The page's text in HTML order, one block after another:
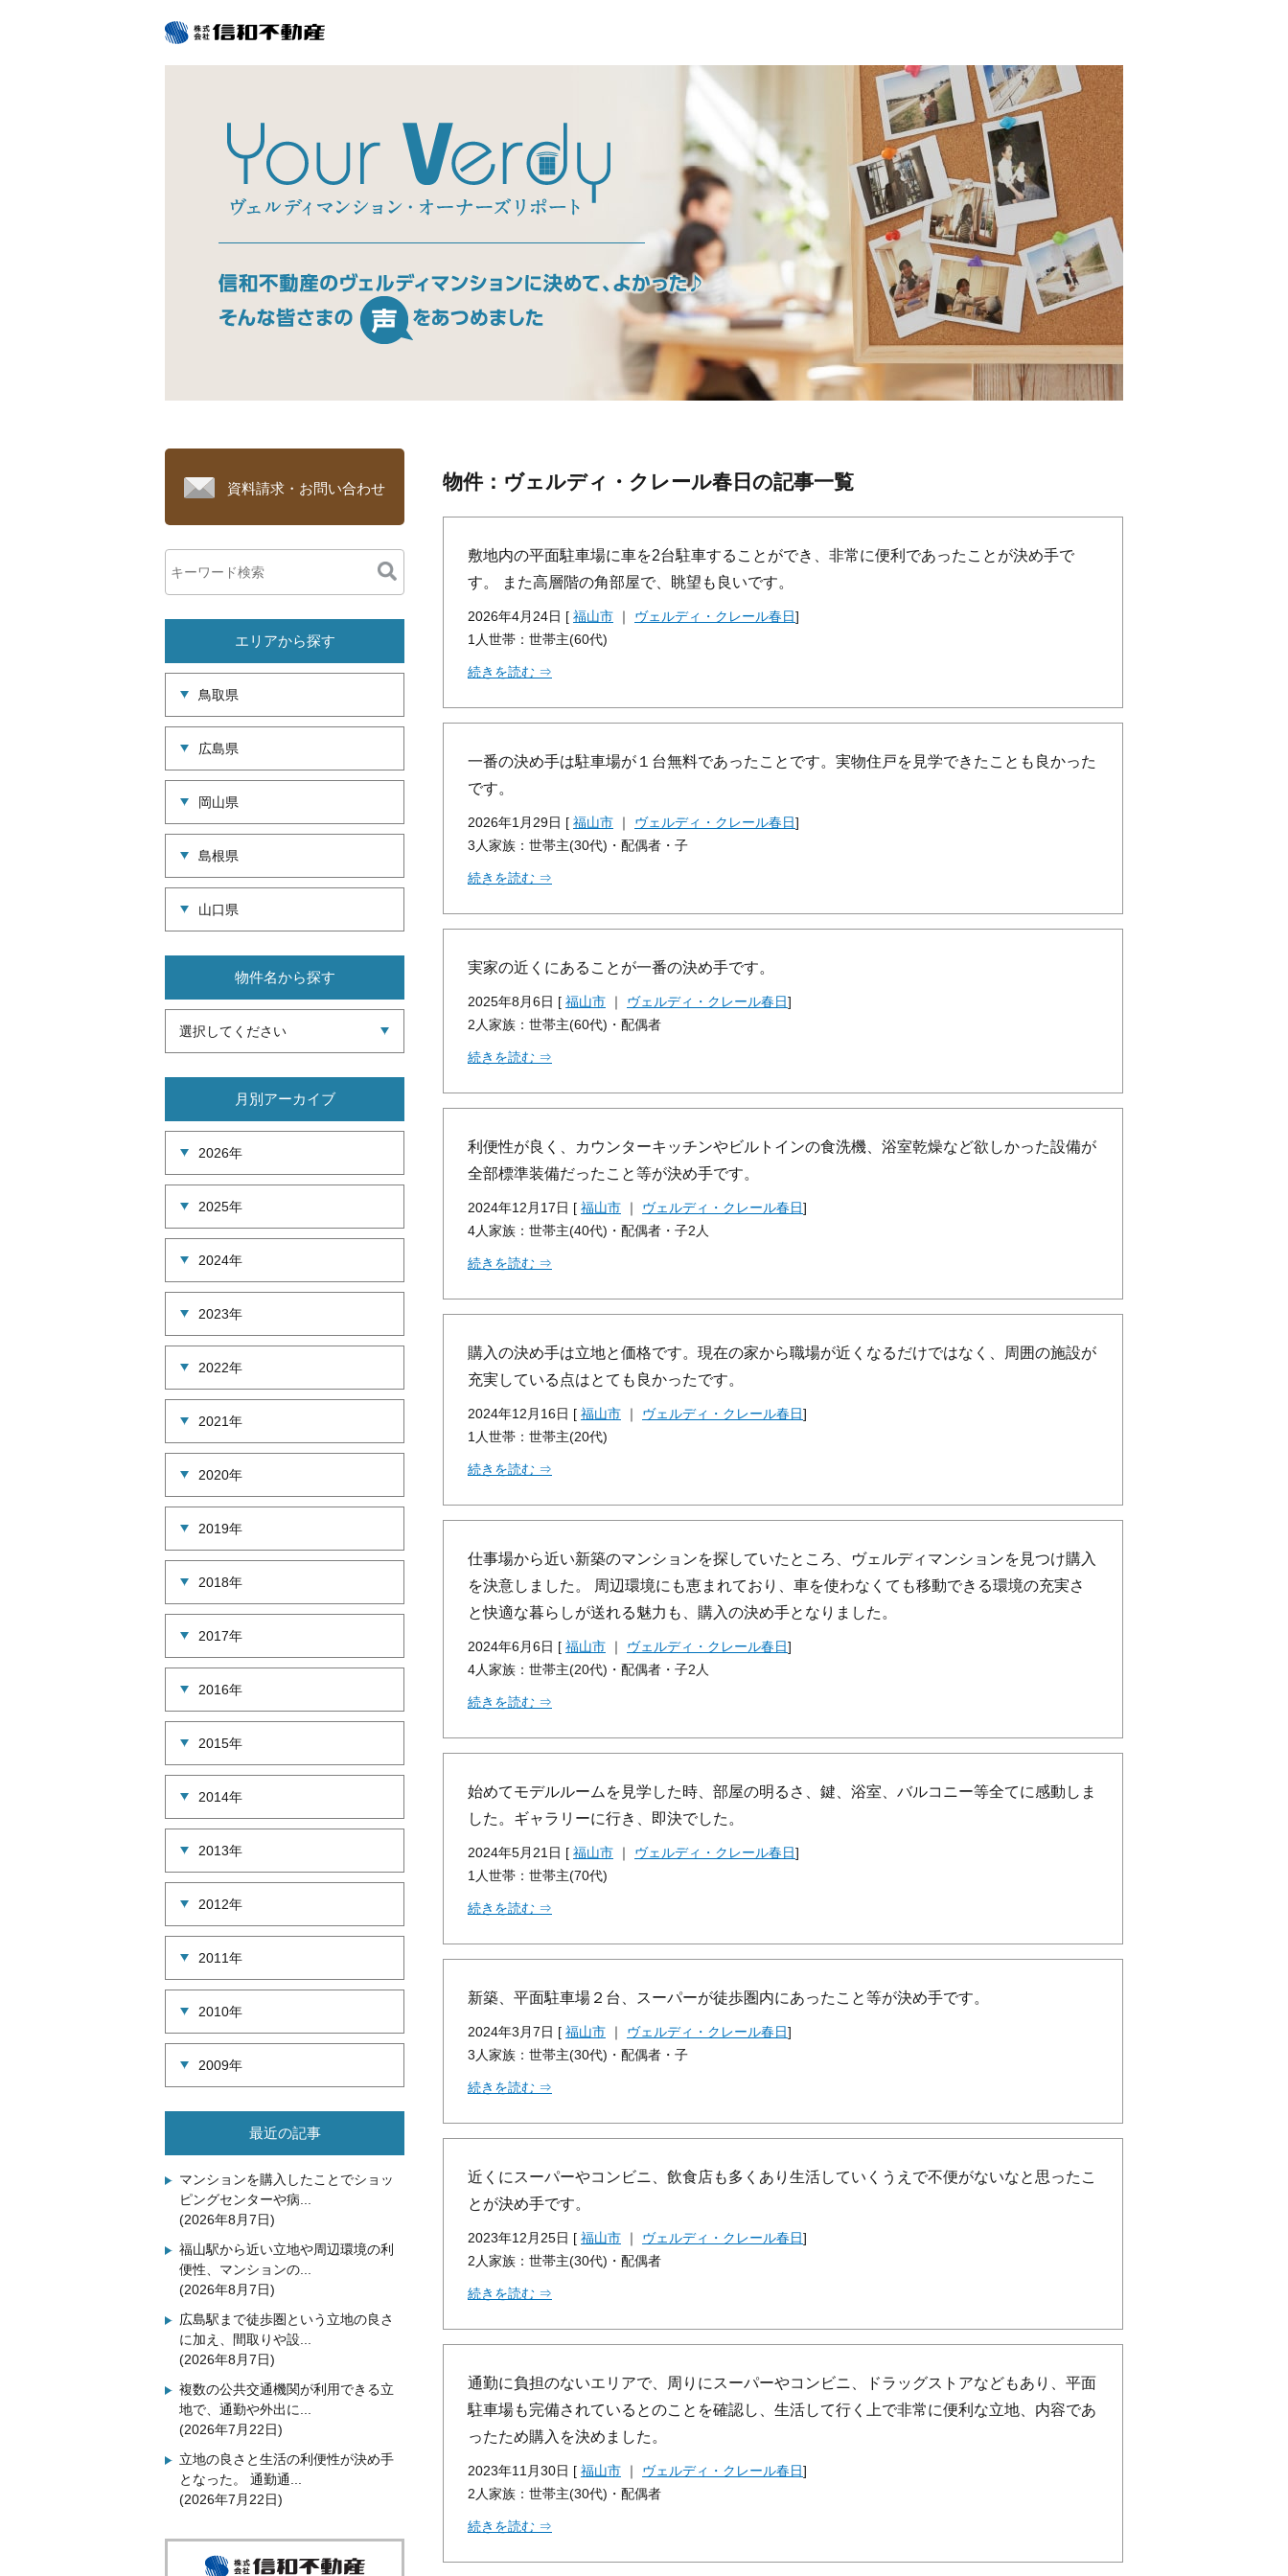
物件：ヴェルディ・クレール春日の記事一覧
敷地内の平面駐車場に車を2台駐車することができ、非常に便利であったことが決め手で
す。 また高層階の角部屋で、眺望も良いです。
2026年4月24日 [ 福山市 ｜ ヴェルディ・クレール春日]
1人世帯：世帯主(60代)
続きを読む ⇒
一番の決め手は駐車場が１台無料であったことです。実物住戸を見学できたことも良かった
です。
2026年1月29日 [ 福山市 ｜ ヴェルディ・クレール春日]
3人家族：世帯主(30代)・配偶者・子
続きを読む ⇒
実家の近くにあることが一番の決め手です。
2025年8月6日 [ 福山市 ｜ ヴェルディ・クレール春日]
2人家族：世帯主(60代)・配偶者
続きを読む ⇒
利便性が良く、カウンターキッチンやビルトインの食洗機、浴室乾燥など欲しかった設備が
全部標準装備だったこと等が決め手です。
2024年12月17日 [ 福山市 ｜ ヴェルディ・クレール春日]
4人家族：世帯主(40代)・配偶者・子2人
続きを読む ⇒
購入の決め手は立地と価格です。現在の家から職場が近くなるだけではなく、周囲の施設が
充実している点はとても良かったです。
2024年12月16日 [ 福山市 ｜ ヴェルディ・クレール春日]
1人世帯：世帯主(20代)
続きを読む ⇒
仕事場から近い新築のマンションを探していたところ、ヴェルディマンションを見つけ購入
を決意しました。 周辺環境にも恵まれており、車を使わなくても移動できる環境の充実さ
と快適な暮らしが送れる魅力も、購入の決め手となりました。
2024年6月6日 [ 福山市 ｜ ヴェルディ・クレール春日]
4人家族：世帯主(20代)・配偶者・子2人
続きを読む ⇒
始めてモデルルームを見学した時、部屋の明るさ、鍵、浴室、バルコニー等全てに感動しま
した。ギャラリーに行き、即決でした。
2024年5月21日 [ 福山市 ｜ ヴェルディ・クレール春日]
1人世帯：世帯主(70代)
続きを読む ⇒
新築、平面駐車場２台、スーパーが徒歩圏内にあったこと等が決め手です。
2024年3月7日 [ 福山市 ｜ ヴェルディ・クレール春日]
3人家族：世帯主(30代)・配偶者・子
続きを読む ⇒
近くにスーパーやコンビニ、飲食店も多くあり生活していくうえで不便がないなと思ったこ
とが決め手です。
2023年12月25日 [ 福山市 ｜ ヴェルディ・クレール春日]
2人家族：世帯主(30代)・配偶者
続きを読む ⇒
通勤に負担のないエリアで、周りにスーパーやコンビニ、ドラッグストアなどもあり、平面
駐車場も完備されているとのことを確認し、生活して行く上で非常に便利な立地、内容であ
ったため購入を決めました。
2023年11月30日 [ 福山市 ｜ ヴェルディ・クレール春日]
2人家族：世帯主(30代)・配偶者
続きを読む ⇒
資料請求・お問い合わせ
エリアから探す
鳥取県
広島県
岡山県
島根県
山口県
物件名から探す
選択してください
月別アーカイブ
2026年
2025年
2024年
2023年
2022年
2021年
2020年
2019年
2018年
2017年
2016年
2015年
2014年
2013年
2012年
2011年
2010年
2009年
最近の記事
マンションを購入したことでショッ
ピングセンターや病...
(2026年8月7日)
福山駅から近い立地や周辺環境の利
便性、マンションの...
(2026年8月7日)
広島駅まで徒歩圏という立地の良さ
に加え、間取りや設...
(2026年8月7日)
複数の公共交通機関が利用できる立
地で、通勤や外出に...
(2026年7月22日)
立地の良さと生活の利便性が決め手
となった。 通勤通...
(2026年7月22日)